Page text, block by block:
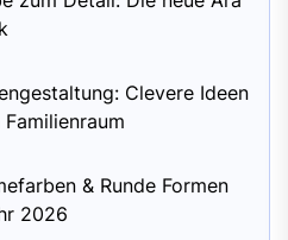
Clevere Ideen
& Runde Formen
2026